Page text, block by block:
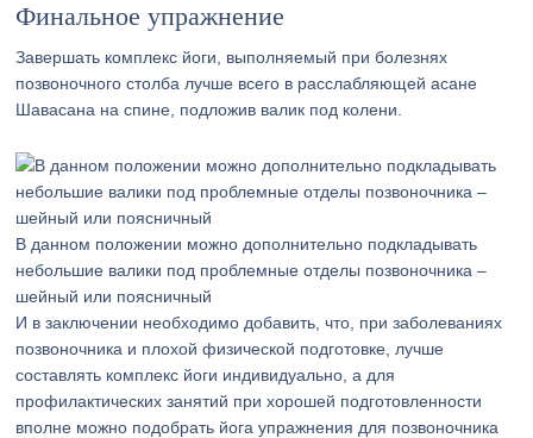
Финальное упражнение
Завершать комплекс йоги, выполняемый при болезнях
позвоночного столба лучше всего в расслабляющей асане
Шавасана на спине, подложив валик под колени.
В данном положении можно дополнительно подкладывать
небольшие валики под проблемные отделы позвоночника –
шейный или поясничный
И в заключении необходимо добавить, что, при заболеваниях
позвоночника и плохой физической подготовке, лучше
составлять комплекс йоги индивидуально, а для
профилактических занятий при хорошей подготовленности
вполне можно подобрать йога упражнения для позвоночника